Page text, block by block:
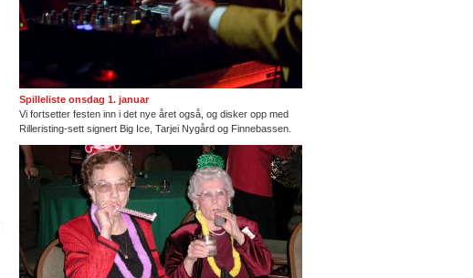
Spilleliste onsdag 1. januar
Vi fortsetter festen inn i det nye året også, og disker opp med
Rilleristing-sett signert Big Ice, Tarjei Nygård og Finnebassen.